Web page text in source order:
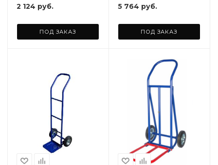
кг
2 124 руб.
ПОД ЗАКАЗ
5 764 руб.
ПОД ЗАКАЗ